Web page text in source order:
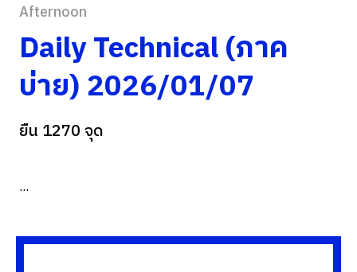
Afternoon
Daily Technical (ภาค
บ่าย) 2026/01/07
ยืน 1270 จุด
...